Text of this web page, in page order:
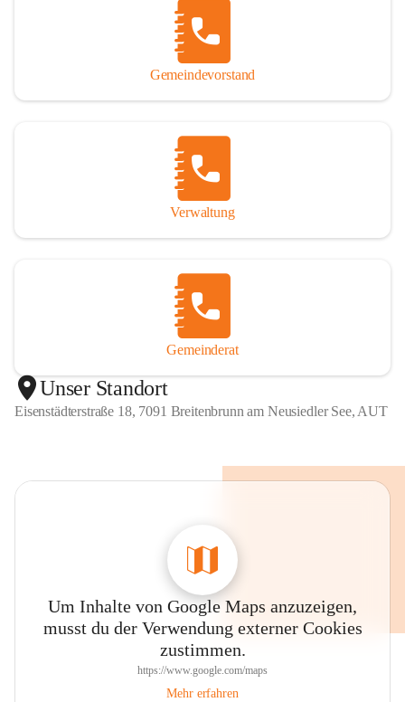
Gemeindevorstand
Verwaltung
Gemeinderat
Unser Standort
Eisenstädterstraße 18, 7091 Breitenbrunn am Neusiedler See, AUT
Um Inhalte von Google Maps anzuzeigen,
musst du der Verwendung externer Cookies
zustimmen.
https://www.google.com/maps
Mehr erfahren